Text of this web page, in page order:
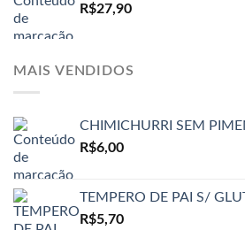
R$27,90
MAIS VENDIDOS
CHIMICHURRI SEM
R$6,00
TEMPERO DE PAI S/
R$5,70